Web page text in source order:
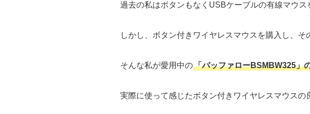
過去の私はボタンもなくUSBケーブルの有線マウス
しかし、ボタン付きワイヤレスマウスを購入し、そ
そんな私が愛用中の「バッファローBSMBW325」
実際に使って感じたボタン付きワイヤレスマウスの